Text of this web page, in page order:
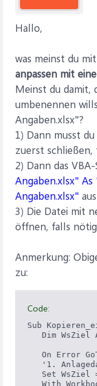
Hallo,
was meinst du
anpassen mit
Meinst du damit,
umbenennen
Angaben.xlsx"?
1) Dann musst
zuerst
2) Dann das
Angaben.xlsx" As
Angaben.xlsx"
3) Die Datei mit
öffnen, falls
Anmerkung:
zu:
Code:
Sub
Dim WsZiel
On Error
'1.
Set WsZiel
With